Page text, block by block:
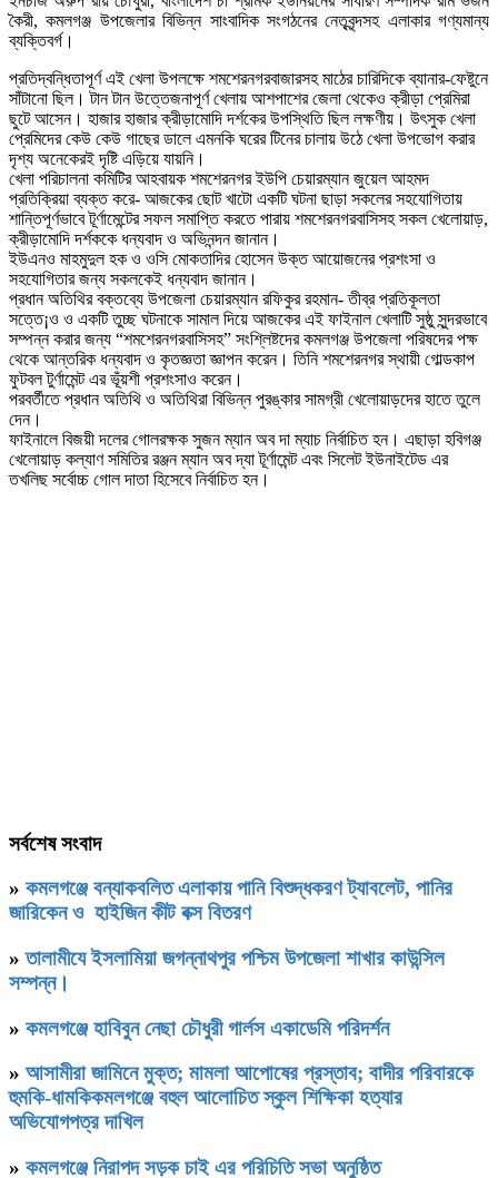
কৈরী, কমলগঞ্জ উপজেলার বিভিন্ন সাংবাদিক সংগঠনের নেতৃবৃন্দসহ এলাকার গণ্যমান্য
ব্যক্তিবর্গ।
প্রতিদ্বন্ধিতাপূর্ণ এই খেলা উপলক্ষে শমশেরনগরবাজারসহ মাঠের চারিদিকে ব্যানার-ফেষ্টুনে
সাঁটানো ছিল। টান টান উত্তেজনাপূর্ণ খেলায় আশপাশের জেলা থেকেও ক্রীড়া প্রেমিরা
ছুটে আসেন। হাজার হাজার ক্রীড়ামোদি দর্শকের উপস্থিতি ছিল লক্ষণীয়। উৎসুক খেলা
প্রেমিদের কেউ কেউ গাছের ডালে এমনকি ঘরের টিনের চালায় উঠে খেলা উপভোগ করার
দৃশ্য অনেকেরই দৃষ্টি এড়িয়ে যায়নি।
খেলা পরিচালনা কমিটির আহবায়ক শমশেরনগর ইউপি চেয়ারম্যান জুয়েল আহমদ
প্রতিক্রিয়া ব্যক্ত করে- আজকের ছোট খাটো একটি ঘটনা ছাড়া সকলের সহযোগিতায়
শান্তিপূর্ণভাবে টূর্ণামেন্টের সফল সমাপ্তি করতে পারায় শমশেরনগরবাসিসহ সকল খেলোয়াড়,
ক্রীড়ামোদি দর্শককে ধন্যবাদ ও অভিনন্দন জানান।
ইউএনও মাহমুদুল হক ও ওসি মোকতাদির হোসেন উক্ত আয়োজনের প্রশংসা ও
সহযোগিতার জন্য সকলকেই ধন্যবাদ জানান।
প্রধান অতিথির বক্তব্যে উপজেলা চেয়ারম্যান রফিকুর রহমান- তীব্র প্রতিকূলতা
সত্তে¡ও ও একটি তুচ্ছ ঘটনাকে সামাল দিয়ে আজকের এই ফাইনাল খেলাটি সুষ্ঠু সুন্দরভাবে
সম্পন্ন করার জন্য “শমশেরনগরবাসিসহ” সংশ্লিষ্টদের কমলগঞ্জ উপজেলা পরিষদের পক্ষ
থেকে আন্তরিক ধন্যবাদ ও কৃতজ্ঞতা জ্ঞাপন করেন। তিনি শমশেরনগর স্থায়ী গোল্ডকাপ
ফুটবল টুর্ণামেন্ট এর ভূঁয়শী প্রশংসাও করেন।
পরবর্তীতে প্রধান অতিথি ও অতিথিরা বিভিন্ন পুরঙ্কার সামগ্রী খেলোয়াড়দের হাতে তুলে
দেন।
ফাইনালে বিজয়ী দলের গোলরক্ষক সুজন ম্যান অব দা ম্যাচ নির্বাচিত হন। এছাড়া হবিগঞ্জ
খেলোয়াড় কল্যাণ সমিতির রঞ্জন ম্যান অব দ্যা টূর্ণামেন্ট এবং সিলেট ইউনাইটেড এর
তখলিছ সর্বোচ্চ গোল দাতা হিসেবে নির্বাচিত হন।
সর্বশেষ সংবাদ
» কমলগঞ্জে বন্যাকবলিত এলাকায় পানি বিশুদ্ধকরণ ট্যাবলেট, পানির
জারিকেন ও হাইজিন কীট বক্স বিতরণ
»‎তালামীযে ইসলামিয়া জগন্নাথপুর পশ্চিম উপজেলা শাখার কাউন্সিল
সম্পন্ন।
» কমলগঞ্জে হাবিবুন নেছা চৌধুরী গার্লস একাডেমি পরিদর্শন
» আসামীরা জামিনে মুক্ত; মামলা আপোষের প্রস্তাব; বাদীর পরিবারকে
হুমকি-ধামকিকমলগঞ্জে বহুল আলোচিত স্কুল শিক্ষিকা হত্যার
অভিযোগপত্র দাখিল
» কমলগঞ্জে নিরাপদ সড়ক চাই এর পরিচিতি সভা অনুষ্ঠিত